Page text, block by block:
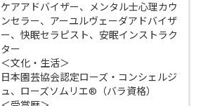
ケアアドバイザー、メンタル士心理カウ
ンセラー、アーユルヴェーダアドバイザ
ー、快眠セラピスト、安眠インストラク
ター
＜文化・生活＞
日本園芸協会認定ローズ・コンシェルジ
ュ、ローズソムリエ®（バラ資格）